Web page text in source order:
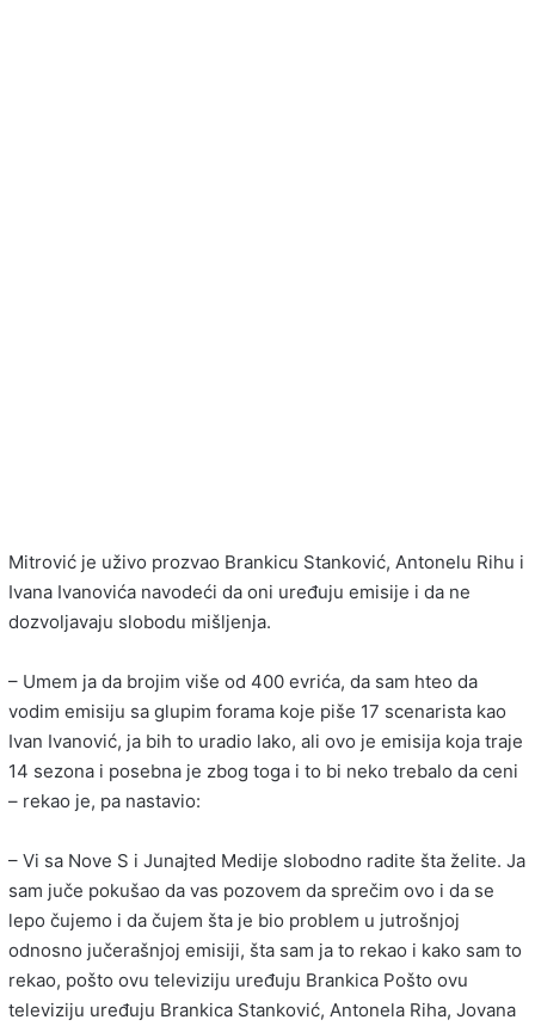
Mitrović je uživo prozvao Brankicu Stanković, Antonelu Rihu i
Ivana Ivanovića navodeći da oni uređuju emisije i da ne
dozvoljavaju slobodu mišljenja.
– Umem ja da brojim više od 400 evrića, da sam hteo da
vodim emisiju sa glupim forama koje piše 17 scenarista kao
Ivan Ivanović, ja bih to uradio lako, ali ovo je emisija koja traje
14 sezona i posebna je zbog toga i to bi neko trebalo da ceni
– rekao je, pa nastavio:
– Vi sa Nove S i Junajted Medije slobodno radite šta želite. Ja
sam juče pokušao da vas pozovem da sprečim ovo i da se
lepo čujemo i da čujem šta je bio problem u jutrošnjoj
odnosno jučerašnjoj emisiji, šta sam ja to rekao i kako sam to
rekao, pošto ovu televiziju uređuju Brankica Pošto ovu
televiziju uređuju Brankica Stanković, Antonela Riha, Jovana